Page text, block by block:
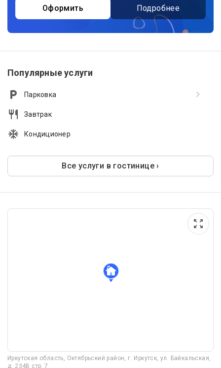
Оформить Подробнее
Популярные услуги
Парковка
Завтрак
Кондиционер
Все услуги в гостинице ›
Иркутская область, Октябрьский район, г. Иркутск, ул. Байкальская,
д. 234В стр. 7